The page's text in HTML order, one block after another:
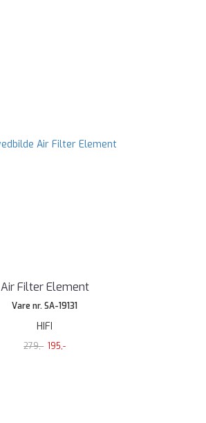
Air Filter Element
Vare nr. SA-19131
HIFI
279,- 195,-